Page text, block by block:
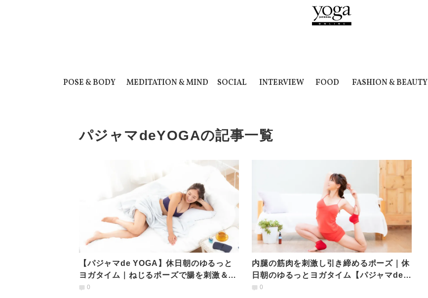
POSE & BODY MEDITATION & MIND SOCIAL INTERVIEW FOOD FASHION & BEAUTY
パジャマdeYOGAの記事一覧
【パジャマde YOGA】休日朝のゆるっと
ヨガタイム｜ねじるポーズで腸を刺激＆デ
トックス
0
内腿の筋肉を刺激し引き締めるポーズ｜休
日朝のゆるっとヨガタイム【パジャマde
YOGA】
0